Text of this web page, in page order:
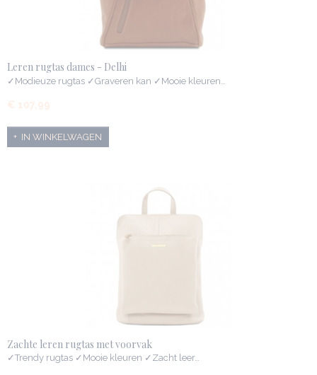
Leren rugtas dames - Delhi
✓Modieuze rugtas ✓Graveren kan ✓Mooie kleuren…
€ 107,99
IN WINKELWAGEN
Zachte leren rugtas met voorvak
✓Trendy rugtas ✓Mooie kleuren ✓Zacht leer…